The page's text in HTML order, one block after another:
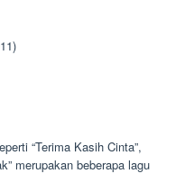
“Terima Kasih Cinta”,
merupakan beberapa lagu